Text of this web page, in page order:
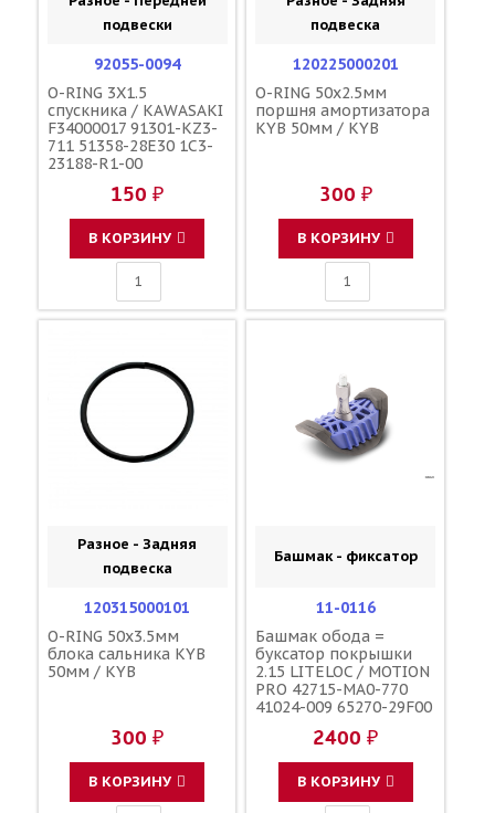
подвески
92055-0094
O-RING 3X1.5
спускника / KAWASAKI
F34000017 91301-KZ3-
711 51358-28E30 1C3-
23188-R1-00
150 ₽
В КОРЗИНУ
подвеска
120225000201
O-RING 50x2.5мм
поршня амортизатора
KYB 50мм / KYB
300 ₽
В КОРЗИНУ
Разное - Задняя
подвеска
120315000101
O-RING 50x3.5мм
блока сальника KYB
50мм / KYB
300 ₽
В КОРЗИНУ
Башмак - фиксатор
11-0116
Башмак обода =
буксатор покрышки
2.15 LITELOC / MOTION
PRO 42715-MA0-770
41024-009 65270-29F00
25394-00-002400 ₽
В КОРЗИНУ